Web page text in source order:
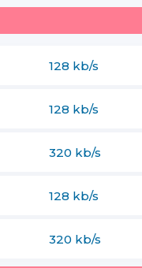
128 kb/s
128 kb/s
320 kb/s
128 kb/s
320 kb/s